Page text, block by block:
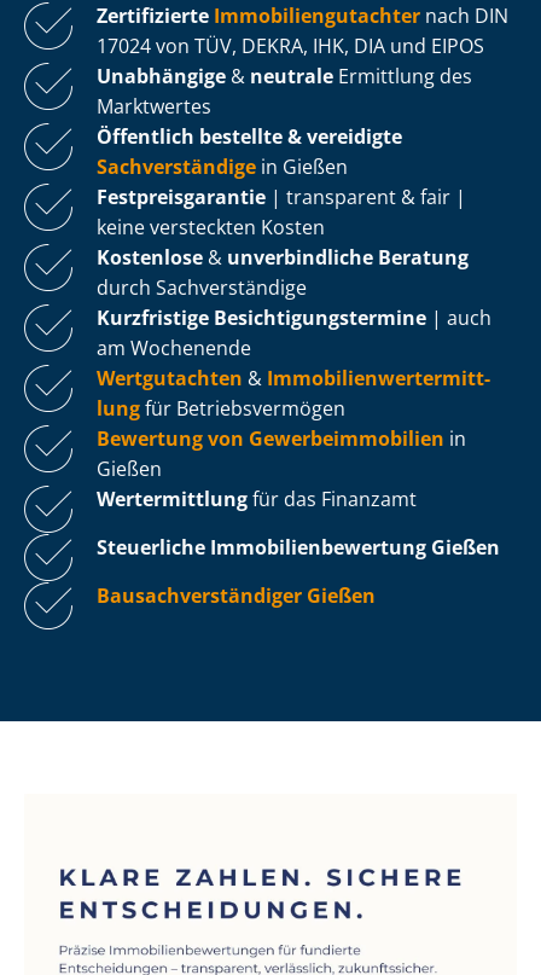
Zertifizierte Im­mo­bi­li­en­gut­ach­ter nach DIN
17024 von TÜV, DEKRA, IHK, DIA und EIPOS
Unabhängige & neutrale Ermittlung des
Marktwertes
Öffentlich bestellte & vereidigte
Sachverständige in Gießen
Fest­preis­ga­ran­tie | transparent & fair |
keine versteckten Kosten
Kostenlose & unverbindliche Beratung
durch Sachverständige
Kurzfristige Be­sich­ti­gungs­ter­mi­ne | auch
am Wochenende
Wertgutachten & Im­mo­bi­li­en­wert­ermitt­
lungfür Be­triebs­ver­mö­gen
Bewertung von Ge­wer­be­im­mo­bi­li­en in
Gießen
Wertermittlungfür das Finanzamt
Steuerliche Im­mo­bi­li­en­be­wer­tung Gießen
Bau­sach­ver­stän­di­ger Gießen